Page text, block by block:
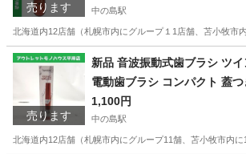
売ります
yPay(ペイペイ)決済可能 ☆ 札
岸店
中の島駅
北海道内12店舗（札幌市内にグループ１1店舗、苫小牧
北海道 札幌市 中の島駅 スノーボード
売ります
新品 音波振動式歯ブラシ ツ
電動歯ブラシ コンパクト 蓋
平岸店
1,100円
中の島駅
北海道内12店舗（札幌市内にグループ11舗、苫小牧市内